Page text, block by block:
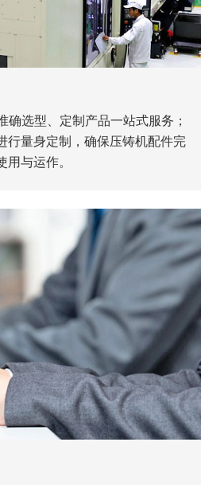
确选型、定制产品一站式服务；
行量身定制，确保压铸机配件完
用与运作。